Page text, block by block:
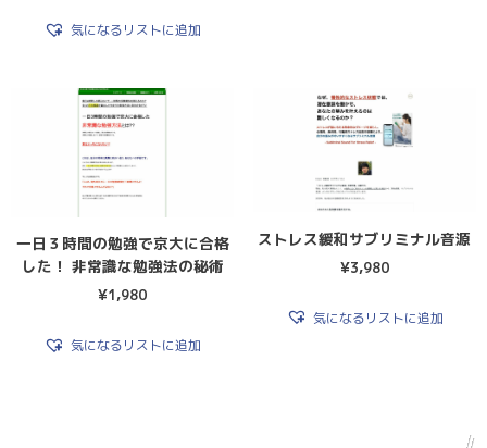
気になるリストに追加
一日３時間の勉強で京大に合格
した！ 非常識な勉強法の秘術
¥1,980
気になるリストに追加
ストレス緩和サブリミナル音源
¥3,980
気になるリストに追加